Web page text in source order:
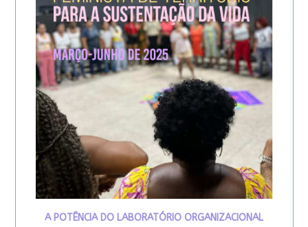
A POTÊNCIA DO LABORATÓRIO ORGANIZACIONAL